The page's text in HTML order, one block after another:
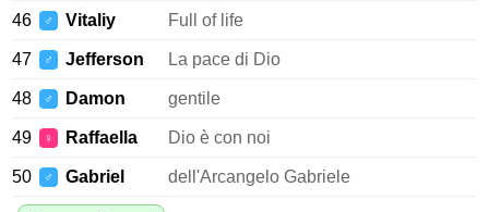
46 ♂ Vitaliy Full of life
47 ♂ Jefferson La pace di Dio
48 ♂ Damon gentile
49 ♀ Raffaella Dio è con noi
50 ♂ Gabriel dell'Arcangelo Gabriele